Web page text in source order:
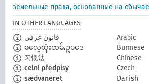
земельные права, основанные на обычае
IN OTHER LANGUAGES
قانون عرفي
Arabic
ဓလေ့ထုံးထမ်းဥပဒေ
Burmese
习惯法
Chinese
celní předpisy
Czech
sædvaneret
Danish